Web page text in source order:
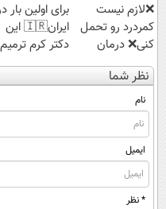
❌لازم نیست
کمردرد رو تحمل
کنی❌ درمان
بدون جراحی و
قرص
(پرسشنامه)
برای اولین بار
ایران🇮🇷 این
دکتر کرم ترمیم
کننده 23 روزه
ساخت!
نظر شما
نام
ایمیل
* نظر